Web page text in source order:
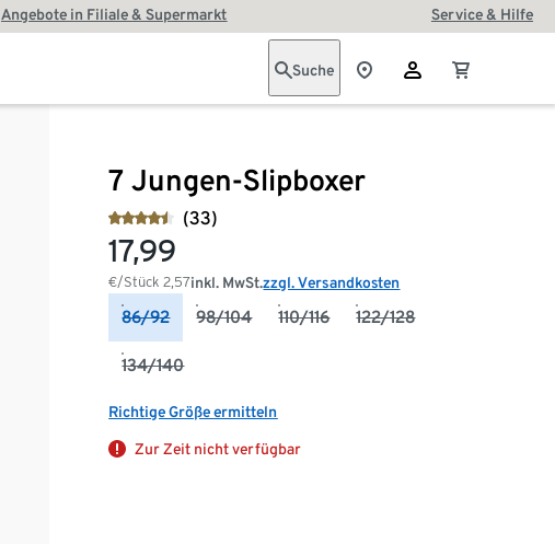
Angebote in Filiale & Supermarkt Service & Hilfe
Suche
7 Jungen-Slipboxer
(33)
17,99
€/Stück2,57inkl. MwSt.zzgl. Versandkosten
86/92 98/104 110/116 122/128
134/140
Richtige Größe ermitteln
Zur Zeit nicht verfügbar